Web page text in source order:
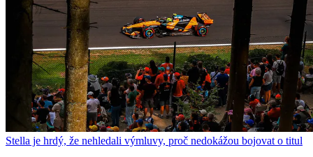
Stella je hrdý, že nehledali výmluvy, proč nedokážou bojovat o titul